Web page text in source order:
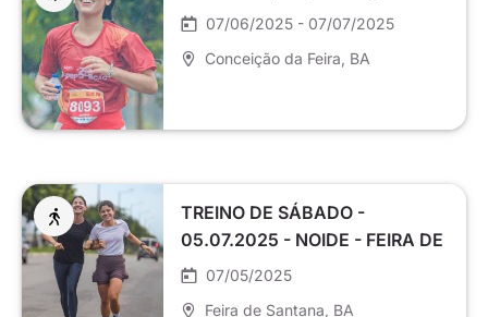
07/06/2025 - 07/07/2025
Conceição da Feira , BA
TREINO DE SÁBADO -
05.07.2025 - NOIDE - FEIRA DE
SANTANA
07/05/2025
Feira de Santana , BA